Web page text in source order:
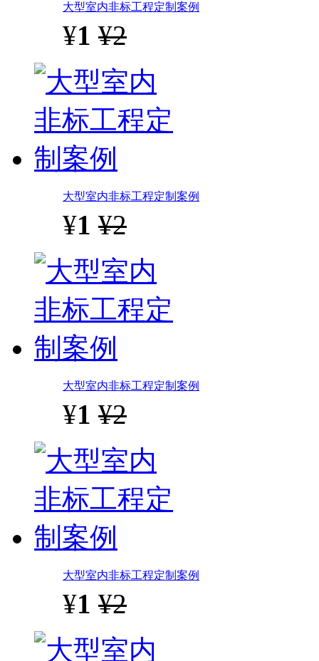
大型室内非标工程定制案例
¥1 ¥2
大型室内非标工程定制案例
¥1 ¥2
大型室内非标工程定制案例
¥1 ¥2
大型室内非标工程定制案例
¥1 ¥2